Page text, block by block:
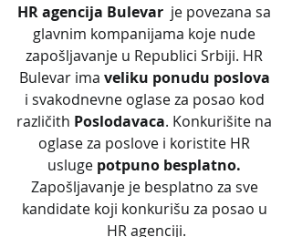
HR agencija Bulevar
  je povezana sa
glavnim kompanijama koje nude
zapošljavanje u Republici Srbiji. HR
Bulevar ima veliku ponudu poslova
i svakodnevne oglase za posao kod
različith Poslodavaca. Konkurišite na
oglase za poslove i koristite HR
usluge potpuno besplatno.
Zapošljavanje je besplatno za sve
kandidate koji konkurišu za posao u
HR agenciji.